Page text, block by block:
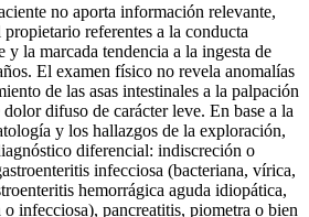
no aporta información relevante,
referentes a la conducta
y la marcada tendencia a la ingesta de
El examen físico no revela anomalías
de las asas intestinales a la palpación
difuso de carácter leve. En base a la
y los hallazgos de la exploración,
diferencial: indiscreción o
infecciosa (bacteriana, vírica,
hemorrágica aguda idiopática,
infecciosa), pancreatitis, piometra o bien